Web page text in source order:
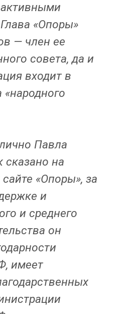
«Опоры»
— член ее
совета, да и
входит в
«народного
Павла
сказано на
«Опоры», за
и
и среднего
он
имеет